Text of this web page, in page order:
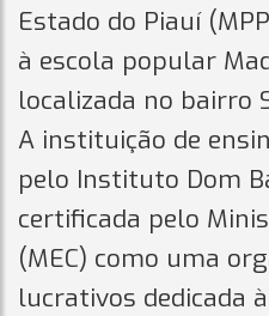
Estado do Piauí
à escola popular
localizada no bairro
A instituição de
pelo Instituto Dom
certificada pelo
(MEC) como uma
lucrativos dedicada